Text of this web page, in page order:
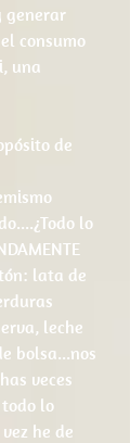
generar
consumo
una
de
lo
lata de
leche
bolsa...nos
veces
lo
he de